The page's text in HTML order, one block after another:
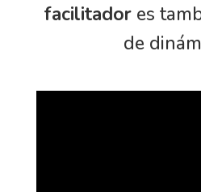
facilitadores
de